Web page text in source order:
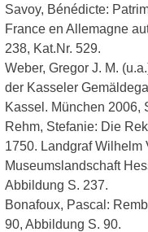
Savoy, Bénédicte:
France en Allemagne
238, Kat.Nr. 529.
Weber, Gregor J. M.
der Kasseler
Kassel. München 2006,
Rehm, Stefanie: Die
1750. Landgraf Wilhelm
Museumslandschaft
Abbildung S. 237.
Bonafoux, Pascal:
90, Abbildung S. 90.